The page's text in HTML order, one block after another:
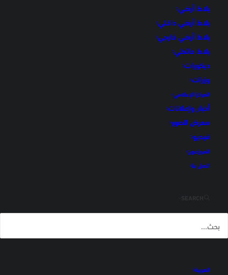
بلاط أرضي
بلاط أرضي داخلي
بلاط أرضي خارجي
بلاط حائطي
ديكورات
وزرات
المركز الإعلامي
أخبار وإعلانات
معرض الصور
فيديو
الموزعون
اتصل بنا
العربية